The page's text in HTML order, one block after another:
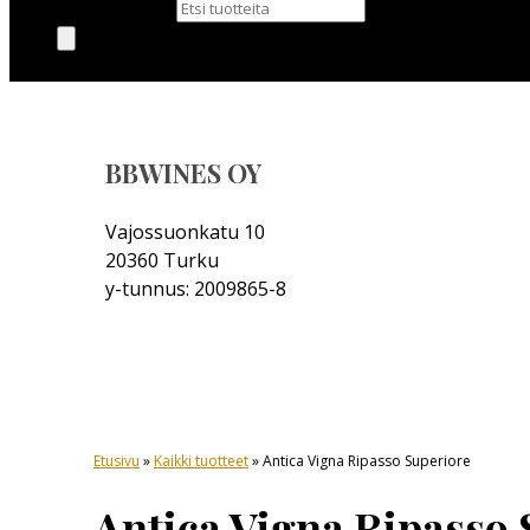
BBWINES OY
Vajossuonkatu 10
20360 Turku
y-tunnus: 2009865-8
Etusivu »Kaikki tuotteet» Antica Vigna Ripasso Superiore